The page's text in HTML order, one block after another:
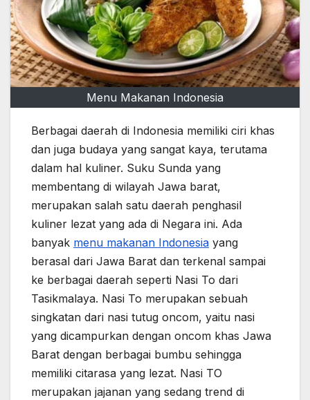
Menu Makanan Indonesia
Berbagai daerah di Indonesia memiliki ciri khas
dan juga budaya yang sangat kaya, terutama
dalam hal kuliner. Suku Sunda yang
membentang di wilayah Jawa barat,
merupakan salah satu daerah penghasil
kuliner lezat yang ada di Negara ini. Ada
banyak menu makanan Indonesia yang
berasal dari Jawa Barat dan terkenal sampai
ke berbagai daerah seperti Nasi To dari
Tasikmalaya. Nasi To merupakan sebuah
singkatan dari nasi tutug oncom, yaitu nasi
yang dicampurkan dengan oncom khas Jawa
Barat dengan berbagai bumbu sehingga
memiliki citarasa yang lezat. Nasi TO
merupakan jajanan yang sedang trend di